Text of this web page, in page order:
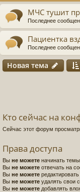
МЧС тушит
Последнее
Пациентка
Последнее
Новая тема
Кто сейчас на
Сейчас этот форум
Права доступа
Вы не можете начинать темы
Вы не можете отвечать на
Вы не можете
Вы не можете удалять свои
Вы не можете добавлять